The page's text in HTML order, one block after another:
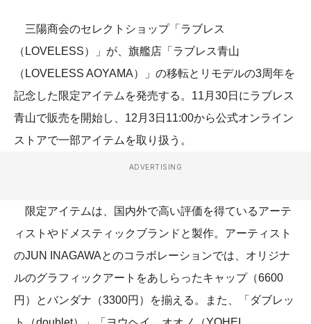
三陽商会のセレクトショップ「ラブレス
（LOVELESS）」が、旗艦店「ラブレス青山
（LOVELESS AOYAMA）」の移転とリモデルの3周年を
記念した限定アイテムを発売する。11月30日にラブレス
青山で販売を開始し、12月3日11:00から公式オンライン
ストアで一部アイテムを取り扱う。
ADVERTISING
限定アイテムは、国内外で高い評価を得ているアーテ
ィストやドメスティックブランドと製作。アーティスト
のJUN INAGAWAとのコラボレーションでは、オリジナ
ルのグラフィックアートをあしらったキャップ（6600
円）とバンダナ（3300円）を揃える。また、「ダブレッ